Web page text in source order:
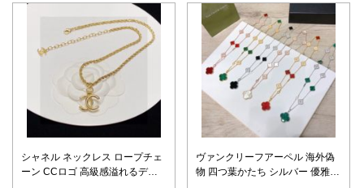
シャネル ネックレス ロープチェ
ーン CCロゴ 高級感溢れるデザ
ヴァンクリーフアーペル 海外偽
物 四つ葉かたち シルバー 優雅